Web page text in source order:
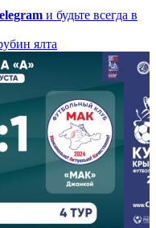
и будьте всегда в
ялта